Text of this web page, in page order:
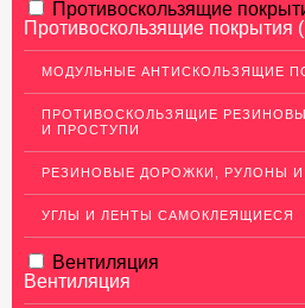
АЛЮМИНИЕВЫЙ ПРОКАТ
НЕРЖАВЕЮЩАЯ СТАЛЬ
МЕДНЫЙ ПРОКАТ
ЛАТУННЫЙ ПРОКАТ
Латунные листы
Уголок латунный
Латунная полоса
Противоскользящие
Противоскользящие
МОДУЛЬНЫЕ АНТИСКОЛЬЗЯЩИЕ
ПРОТИВОСКОЛЬЗЯЩИЕ
И ПРОСТУПИ
РЕЗИНОВЫЕ ДОРОЖКИ, РУЛОНЫ
УГЛЫ И ЛЕНТЫ САМОКЛЕЯЩИЕСЯ
Вентиляция
Вентиляция